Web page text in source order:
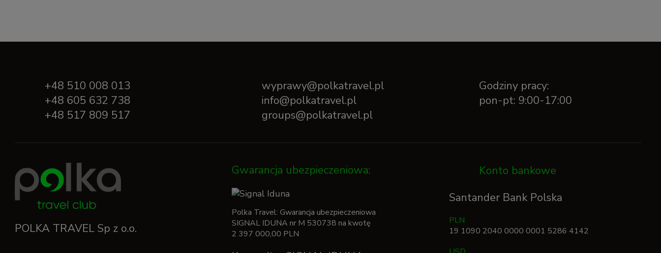
+48 510 008 013
+48 605 632 738
+48 517 809 517
wyprawy@polkatravel.pl
info@polkatravel.pl
groups@polkatravel.pl
Godziny pracy:
pon-pt: 9:00-17:00
POLKA TRAVEL Sp z o.o.
Gwarancja ubezpieczeniowa:
Polka Travel: Gwarancja ubezpieczeniowa
SIGNAL IDUNA nr M 530738 na kwotę
2 397 000,00 PLN
Konto bankowe
Santander Bank Polska
PLN
19 1090 2040 0000 0001 5286 4142